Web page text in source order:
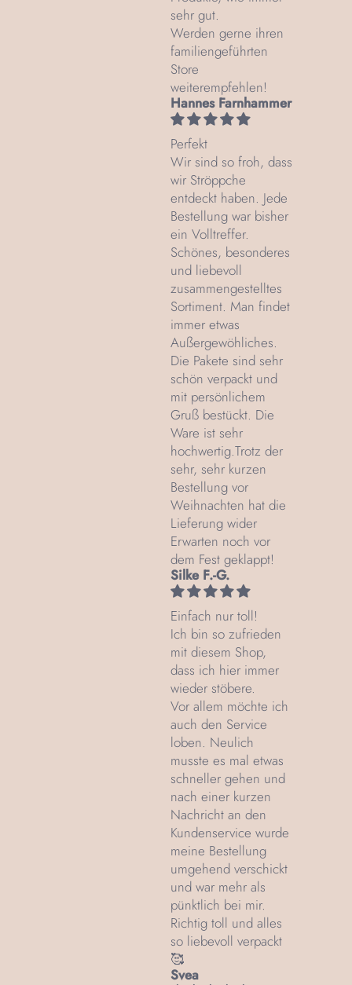
sehr gut.
Werden gerne ihren
familiengeführten
Store
weiterempfehlen!
Hannes Farnhammer
Perfekt
Wir sind so froh, dass
wir Ströppche
entdeckt haben. Jede
Bestellung war bisher
ein Volltreffer.
Schönes, besonderes
und liebevoll
zusammengestelltes
Sortiment. Man findet
immer etwas
Außergewöhliches.
Die Pakete sind sehr
schön verpackt und
mit persönlichem
Gruß bestückt. Die
Ware ist sehr
hochwertig.Trotz der
sehr, sehr kurzen
Bestellung vor
Weihnachten hat die
Lieferung wider
Erwarten noch vor
dem Fest geklappt!
Silke F.-G.
Einfach nur toll!
Ich bin so zufrieden
mit diesem Shop,
dass ich hier immer
wieder stöbere.
Vor allem möchte ich
auch den Service
loben. Neulich
musste es mal etwas
schneller gehen und
nach einer kurzen
Nachricht an den
Kundenservice wurde
meine Bestellung
umgehend verschickt
und war mehr als
pünktlich bei mir.
Richtig toll und alles
so liebevoll verpackt
🥰
Svea